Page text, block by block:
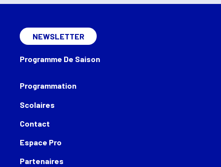
Programmation
Scolaires
Contact
Espace Pro
Partenaires
NEWSLETTER
Programme De Saison